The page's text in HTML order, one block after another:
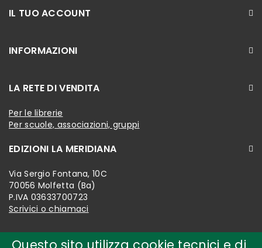
IL TUO ACCOUNT
INFORMAZIONI
LA RETE DI VENDITA
Per le librerie
Per scuole, associazioni, gruppi
EDIZIONI LA MERIDIANA
Via Sergio Fontana, 10C
70056 Molfetta (Ba)
P.IVA 03633700723
Scrivici o chiamaci